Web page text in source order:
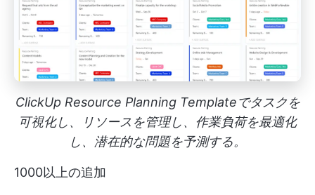
ClickUp Resource Planning Templateでタスクを
可視化し、リソースを管理し、作業負荷を最適化
し、潜在的な問題を予測する。
1000以上の追加